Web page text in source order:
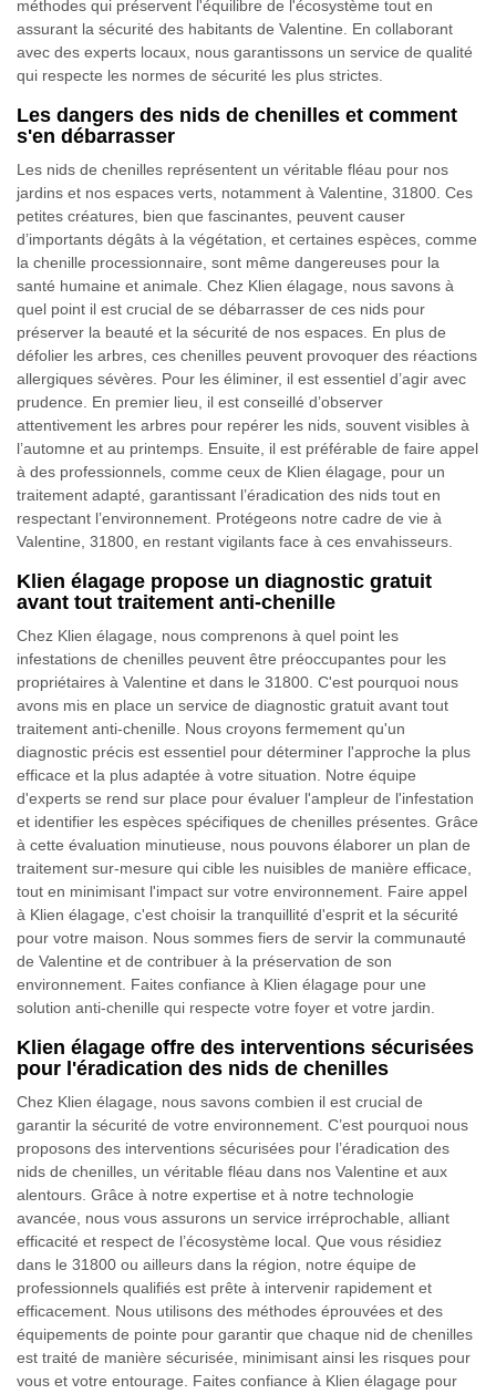
méthodes qui préservent l'équilibre de l'écosystème tout en
assurant la sécurité des habitants de Valentine. En collaborant
avec des experts locaux, nous garantissons un service de qualité
qui respecte les normes de sécurité les plus strictes.
Les dangers des nids de chenilles et comment
s'en débarrasser
Les nids de chenilles représentent un véritable fléau pour nos
jardins et nos espaces verts, notamment à Valentine, 31800. Ces
petites créatures, bien que fascinantes, peuvent causer
d’importants dégâts à la végétation, et certaines espèces, comme
la chenille processionnaire, sont même dangereuses pour la
santé humaine et animale. Chez Klien élagage, nous savons à
quel point il est crucial de se débarrasser de ces nids pour
préserver la beauté et la sécurité de nos espaces. En plus de
défolier les arbres, ces chenilles peuvent provoquer des réactions
allergiques sévères. Pour les éliminer, il est essentiel d’agir avec
prudence. En premier lieu, il est conseillé d’observer
attentivement les arbres pour repérer les nids, souvent visibles à
l’automne et au printemps. Ensuite, il est préférable de faire appel
à des professionnels, comme ceux de Klien élagage, pour un
traitement adapté, garantissant l’éradication des nids tout en
respectant l’environnement. Protégeons notre cadre de vie à
Valentine, 31800, en restant vigilants face à ces envahisseurs.
Klien élagage propose un diagnostic gratuit
avant tout traitement anti-chenille
Chez Klien élagage, nous comprenons à quel point les
infestations de chenilles peuvent être préoccupantes pour les
propriétaires à Valentine et dans le 31800. C'est pourquoi nous
avons mis en place un service de diagnostic gratuit avant tout
traitement anti-chenille. Nous croyons fermement qu'un
diagnostic précis est essentiel pour déterminer l'approche la plus
efficace et la plus adaptée à votre situation. Notre équipe
d'experts se rend sur place pour évaluer l'ampleur de l'infestation
et identifier les espèces spécifiques de chenilles présentes. Grâce
à cette évaluation minutieuse, nous pouvons élaborer un plan de
traitement sur-mesure qui cible les nuisibles de manière efficace,
tout en minimisant l'impact sur votre environnement. Faire appel
à Klien élagage, c'est choisir la tranquillité d'esprit et la sécurité
pour votre maison. Nous sommes fiers de servir la communauté
de Valentine et de contribuer à la préservation de son
environnement. Faites confiance à Klien élagage pour une
solution anti-chenille qui respecte votre foyer et votre jardin.
Klien élagage offre des interventions sécurisées
pour l'éradication des nids de chenilles
Chez Klien élagage, nous savons combien il est crucial de
garantir la sécurité de votre environnement. C’est pourquoi nous
proposons des interventions sécurisées pour l’éradication des
nids de chenilles, un véritable fléau dans nos Valentine et aux
alentours. Grâce à notre expertise et à notre technologie
avancée, nous vous assurons un service irréprochable, alliant
efficacité et respect de l’écosystème local. Que vous résidiez
dans le 31800 ou ailleurs dans la région, notre équipe de
professionnels qualifiés est prête à intervenir rapidement et
efficacement. Nous utilisons des méthodes éprouvées et des
équipements de pointe pour garantir que chaque nid de chenilles
est traité de manière sécurisée, minimisant ainsi les risques pour
vous et votre entourage. Faites confiance à Klien élagage pour